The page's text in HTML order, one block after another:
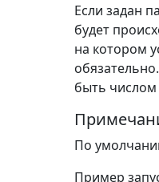
Если задан
будет
на котором
быть числом
По
Пример